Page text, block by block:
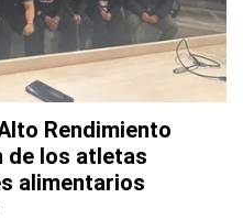
Rendimiento
de los atletas
alimentarios